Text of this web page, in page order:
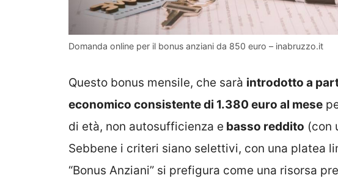
Domanda online per il bonus anziani da 850 euro – inabruzzo.it
Questo bonus mensile, che sarà introdotto a
economico consistente di 1.380 euro al mese
di età, non autosufficienza e basso reddito (con
Sebbene i criteri siano selettivi, con una platea
“Bonus Anziani” si prefigura come una risorsa